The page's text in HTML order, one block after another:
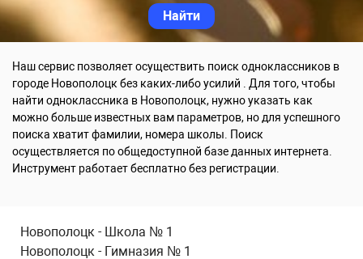
Наш сервис позволяет осуществить поиск одноклассников в
городе Новополоцк без каких-либо усилий . Для того, чтобы
найти одноклассника в Новополоцк, нужно указать как
можно больше известных вам параметров, но для успешного
поиска хватит фамилии, номера школы. Поиск
осуществляется по общедоступной базе данных интернета.
Инструмент работает бесплатно без регистрации.
Новополоцк - Школа № 1
Новополоцк - Гимназия № 1